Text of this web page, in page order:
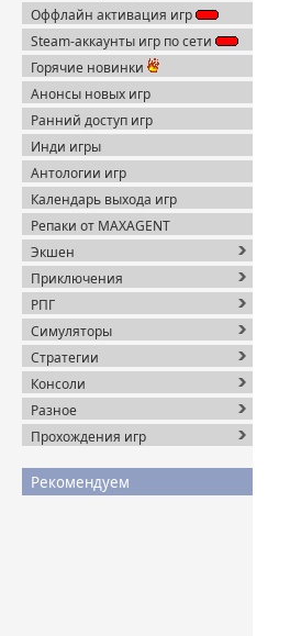
Оффлайн активация игр
Steam-аккаунты игр по сети
Горячие новинки
Анонсы новых игр
Ранний доступ игр
Инди игры
Антологии игр
Календарь выхода игр
Репаки от MAXAGENT
Экшен
Приключения
РПГ
Симуляторы
Стратегии
Консоли
Разное
Прохождения игр
Рекомендуем